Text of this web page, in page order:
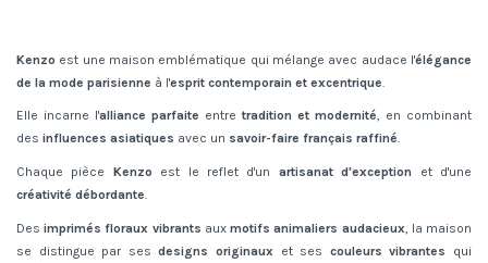
Kenzo est une maison emblématique qui mélange avec audace l'élégance
de la mode parisienne à l'esprit contemporain et excentrique
Elle incarne l'alliance parfaite entre tradition et modernité, en combinant
des influences asiatiques avec un savoir-faire français raffiné.
Chaque pièce Kenzo est le reflet d'un artisanat d'exception et d'une
créativité débordante.
Desimprimés floraux vibrants auxmotifs animaliers audacieux, la maison
se distingue par sesdesigns originaux et ses couleurs vibrantes
qui